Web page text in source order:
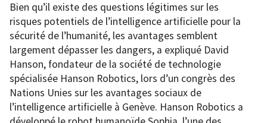
Bien qu’il existe des questions légitimes sur les
risques potentiels de l’intelligence artificielle pour la
sécurité de l’humanité, les avantages semblent
largement dépasser les dangers, a expliqué David
Hanson, fondateur de la société de technologie
spécialisée Hanson Robotics, lors d’un congrès des
Nations Unies sur les avantages sociaux de
l’intelligence artificielle à Genève. Hanson Robotics a